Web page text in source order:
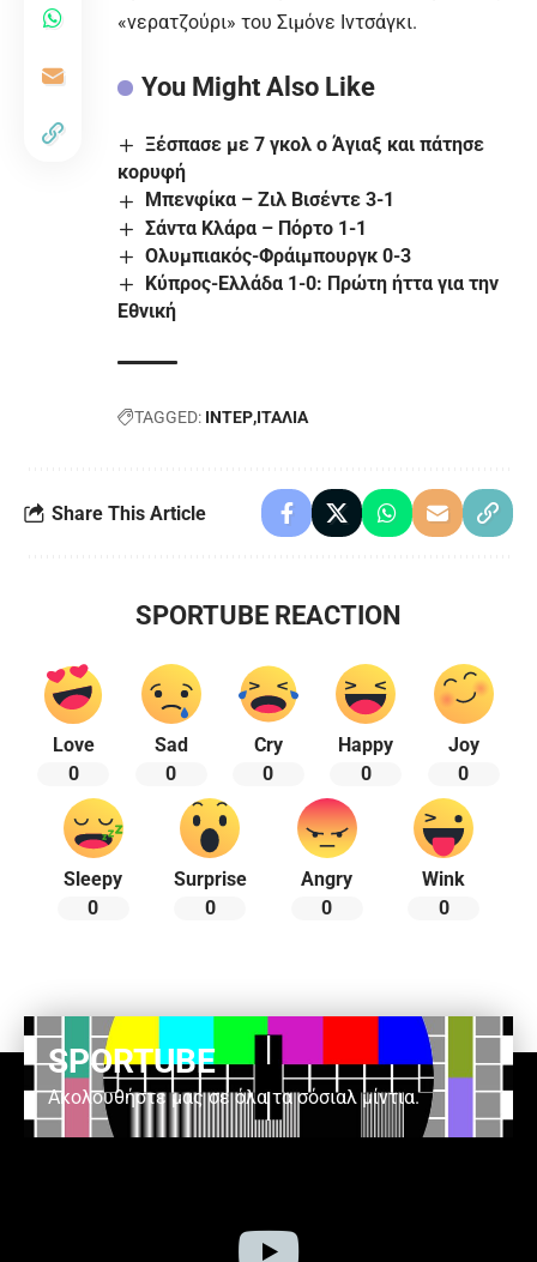
«νερατζούρι» του Σιμόνε Ιντσάγκι.
You Might Also Like
Ξέσπασε με 7 γκολ ο Άγιαξ και πάτησε
κορυφή
Μπενφίκα – Ζιλ Βισέντε 3-1
Σάντα Κλάρα – Πόρτο 1-1
Ολυμπιακός-Φράιμπουργκ 0-3
Κύπρος-Ελλάδα 1-0: Πρώτη ήττα για την
Εθνική
TAGGED: ΙΝΤΕΡ ΙΤΑΛΙΑ
Share This Article
SPORTUBE REACTION
Love
0
Sad
0
Cry
0
Happy
0
Joy
0
Sleepy
0
Surprise
0
Angry
0
Wink
0
SPORTUBE
Ακολουθήστε μας σε όλα τα σόσιαλ μίντια.